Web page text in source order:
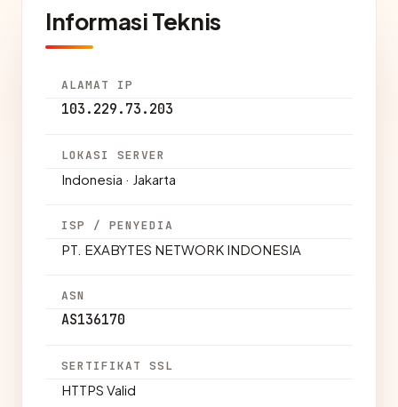
Informasi Teknis
ALAMAT IP
103.229.73.203
LOKASI SERVER
Indonesia · Jakarta
ISP / PENYEDIA
PT. EXABYTES NETWORK INDONESIA
ASN
AS136170
SERTIFIKAT SSL
HTTPS Valid